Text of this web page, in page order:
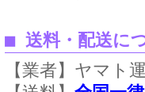
■ 送料・配送に
【業者】ヤマト